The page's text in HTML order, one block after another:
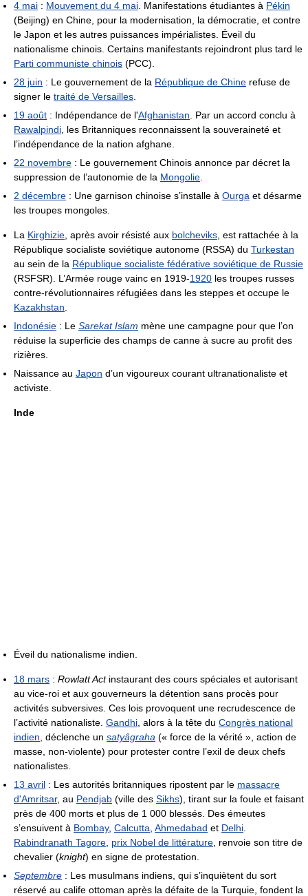
4 mai : Mouvement du 4 mai . Manifestations étudiantes à Pékin
(Beijing) en Chine, pour la modernisation, la démocratie, et contre
le Japon et les autres puissances impérialistes. Éveil du
nationalisme chinois. Certains manifestants rejoindront plus tard le
Parti communiste chinois (PCC).
28 juin : Le gouvernement de la République de Chine refuse de
signer le traité de Versailles
19 août : Indépendance de l'Afghanistan . Par un accord conclu à
Rawalpindi , les Britanniques reconnaissent la souveraineté et
l’indépendance de la nation afghane.
22 novembre : Le gouvernement Chinois annonce par décret la
suppression de l’autonomie de la Mongolie
2 décembre : Une garnison chinoise s’installe à Ourga et désarme
les troupes mongoles.
La Kirghizie , après avoir résisté aux bolcheviks , est rattachée à la
République socialiste soviétique autonome (RSSA) du Turkestan
au sein de la République socialiste fédérative soviétique de Russie
(RSFSR). L’Armée rouge vainc en 1919-1920 les troupes russes
contre-révolutionnaires réfugiées dans les steppes et occupe le
Kazakhstan
Indonésie : Le Sarekat Islam mène une campagne pour que l’on
réduise la superficie des champs de canne à sucre au profit des
rizières.
Naissance au Japon d’un vigoureux courant ultranationaliste et
activiste.
Inde
Éveil du nationalisme indien.
18 mars : Rowlatt Actinstaurant des cours spéciales et autorisant
au vice-roi et aux gouverneurs la détention sans procès pour
activités subversives. Ces lois provoquent une recrudescence de
l’activité nationaliste. Gandhi , alors à la tête du Congrès national
indien , déclenche un satyâgraha (« force de la vérité », action de
masse, non-violente) pour protester contre l’exil de deux chefs
nationalistes.
13 avril : Les autorités britanniques ripostent par le massacre
d'Amritsar, au Pendjab (ville des Sikhs), tirant sur la foule et faisant
près de 400 morts et plus de 1 000 blessés. Des émeutes
s’ensuivent à Bombay, Calcutta Ahmedabad et Delhi
Rabindranath Tagore prix Nobel de littérature , renvoie son titre de
chevalier (knight) en signe de protestation.
Septembre : Les musulmans indiens, qui s’inquiètent du sort
réservé au calife ottoman après la défaite de la Turquie, fondent la